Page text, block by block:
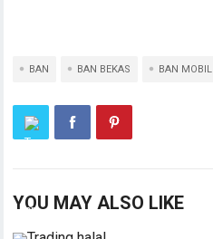
BAN BAN BEKAS BAN MOBIL
YOU MAY ALSO LIKE